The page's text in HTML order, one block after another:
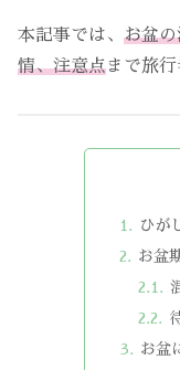
本記事では、 お盆
情、注意点まで旅
ひが
お盆
お盆